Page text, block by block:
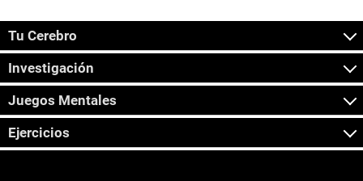
Tu Cerebro
Investigación
Juegos Mentales
Ejercicios